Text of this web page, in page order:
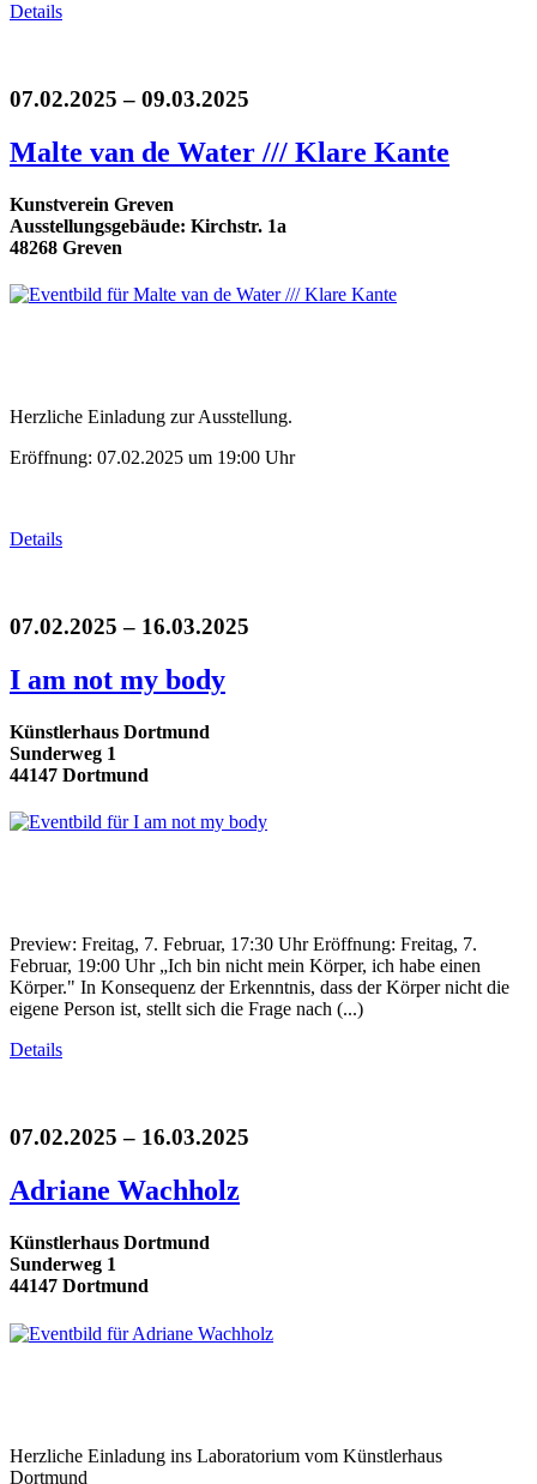
Details
07.02.2025 – 09.03.2025
Malte van de Water /// Klare Kante
Kunstverein Greven
Ausstellungsgebäude: Kirchstr. 1a
48268 Greven
Herzliche Einladung zur Ausstellung.
Eröffnung: 07.02.2025 um 19:00 Uhr
Details
07.02.2025 – 16.03.2025
I am not my body
Künstlerhaus Dortmund
Sunderweg 1
44147 Dortmund
Preview: Freitag, 7. Februar, 17:30 Uhr Eröffnung: Freitag, 7.
Februar, 19:00 Uhr „Ich bin nicht mein Körper, ich habe einen
Körper." In Konsequenz der Erkenntnis, dass der Körper nicht die
eigene Person ist, stellt sich die Frage nach (...)
Details
07.02.2025 – 16.03.2025
Adriane Wachholz
Künstlerhaus Dortmund
Sunderweg 1
44147 Dortmund
Herzliche Einladung ins Laboratorium vom Künstlerhaus
Dortmund